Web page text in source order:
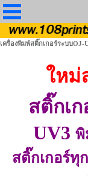
เครื่องพิมพ์สติ๊กเกอร์ระบบOJ-
ใหม่
สติ๊กเก
UV3 พิ
สติ๊กเกอร์ทุ